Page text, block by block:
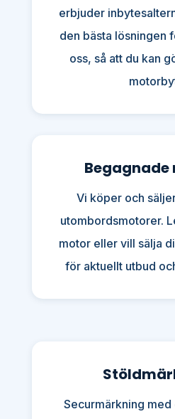
erbjuder
den bästa lösningen
oss, så att du kan
Vi köper och
utombordsmotorer.
motor eller vill sälja
för aktuellt utbud
Securmärkning